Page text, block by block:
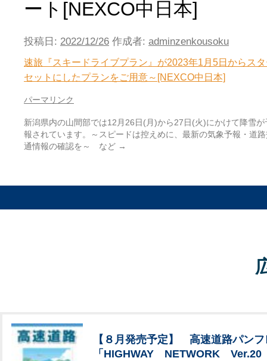
ート[NEXCO中日本]
投稿日: 2022/12/26 作成者: adminzenkousoku
速旅『スキードライブプラン』が2023年1月5日からス
セットにしたプランをご用意～[NEXCO中日本]
パーマリンク
新潟県内の山間部では12月26日(月)から27日(火)にかけて降雪が
報されています。～スピードは控えめに、最新の気象予報・道
通情報の確認を～ など →
【８月発売予定】 高速道路パンフ
「HIGHWAY NETWORK Ver.20